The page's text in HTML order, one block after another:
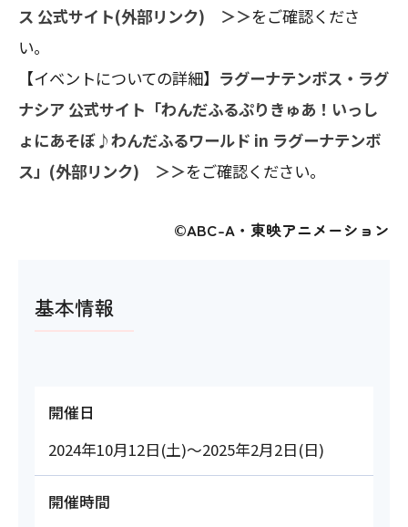
ス 公式サイト(外部リンク) ＞＞をご確認くださ
い。
【イベントについての詳細】 ラグーナテンボス・ラグ
ナシア 公式サイト「わんだふるぷりきゅあ！いっし
ょにあそぼ♪わんだふるワールド in ラグーナテンボ
ス」(外部リンク) ＞＞をご確認ください。
©ABC-A・東映アニメーション
基本情報
開催日
2024年10月12日(土)～2025年2月2日(日)
開催時間